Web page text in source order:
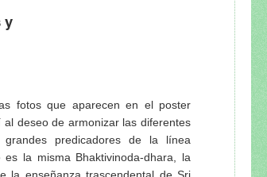
deben
y
fotos que aparecen en el poster
deseo de armonizar las diferentes
predicadores de la línea
es la misma Bhaktivinoda-dhara, la